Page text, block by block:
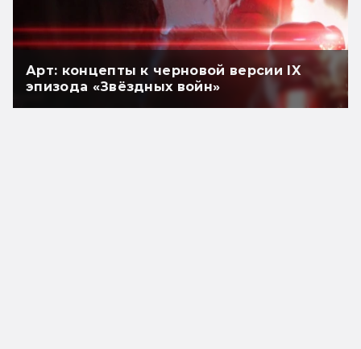
Арт: концепты к черновой версии IX
эпизода «Звёздных войн»